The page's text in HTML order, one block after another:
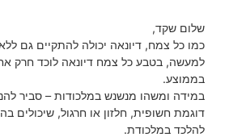
שלום שקד,
כמו כל צמח, דיונאה יכולה להתקיים גם
למעשה, בטבע כל צמח דיונאה לוכד חרק
בממוצע.
במידה ומשהו מנשנש במלכודות – סביר
דוגמת חשופית, חלזון או חרגול, שיכולים
להלכד במלכודת.